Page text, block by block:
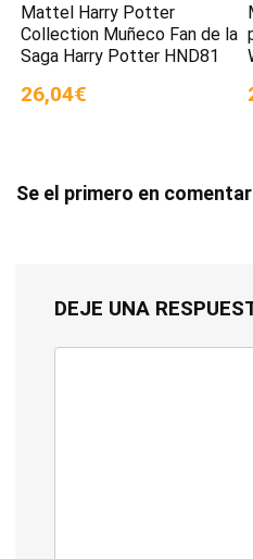
Mattel Harry Potter
Collection Muñeco Fan de la
Saga Harry Potter HND81
26,04€
Se el primero en
DEJE UNA